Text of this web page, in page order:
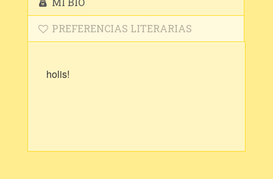
PREFERENCIAS LITERARIAS
holis!